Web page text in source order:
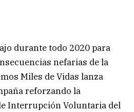
durante todo 2020 para
nefarias de la
Miles de Vidas lanza
reforzando la
Interrupción Voluntaria del